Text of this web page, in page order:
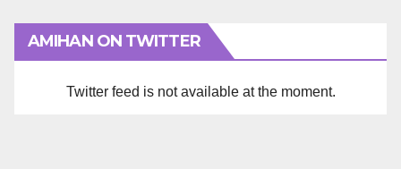
AMIHAN ON TWITTER
Twitter feed is not available at the moment.